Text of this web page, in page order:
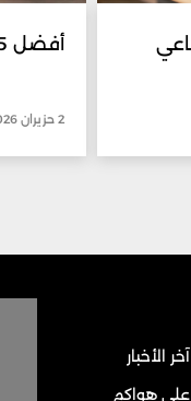
أفضل 5 برامج تصميم جرافيك مجانية 2026
2 حزيران 2026
آخر الأخبار
على هواكم